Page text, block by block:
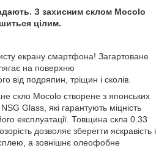
З захисним склом Mocolo
цілим.
екрану смартфона! Загартоване
на поверхню
від подряпин, тріщин і сколів.
Mocolo створене з японських
Glass, які гарантують міцність
експлуатації. Товщина скла 0.33
дозволяє зберегти яскравість і
а зовнішнє олеофобне